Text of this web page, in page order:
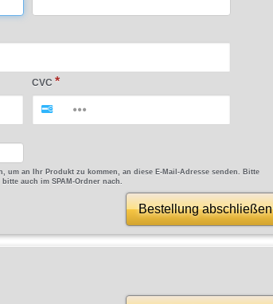
CVC
um an Ihr Produkt zu kommen, an diese E-Mail-Adresse senden. Bitte
auch im SPAM-Ordner nach.
Bestellung abschließen